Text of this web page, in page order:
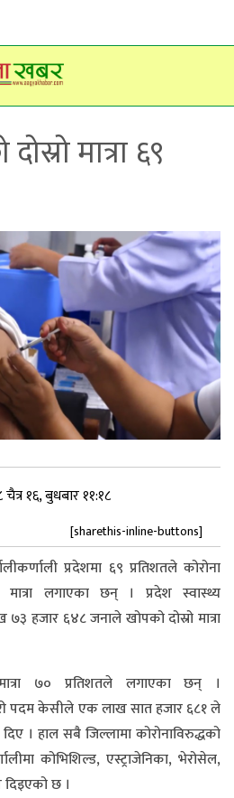
मात्रा ६९
१६, बुधबार ११:१८
[sharethis-inline-buttons]
प्रदेशमा ६९ प्रतिशतले कोरोना
मात्रा लगाएका छन् । प्रदेश स्वास्थ्य
हजार ६४८ जनाले खोपको दोस्रो मात्रा
७० प्रतिशतले लगाएका छन् ।
पदम केसीले एक लाख सात हजार ६८१ ले
। हाल सबै जिल्लामा कोरोनाविरुद्धको
कोभिशिल्ड, एस्ट्राजेनिका, भेरोसेल,
छ ।